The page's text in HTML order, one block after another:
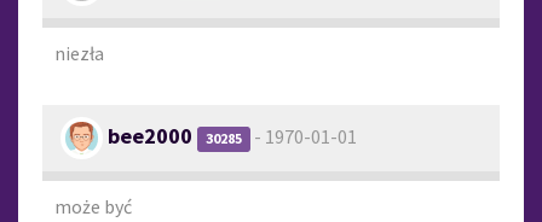
niezła
bee2000 30285 - 1970-01-01
może być